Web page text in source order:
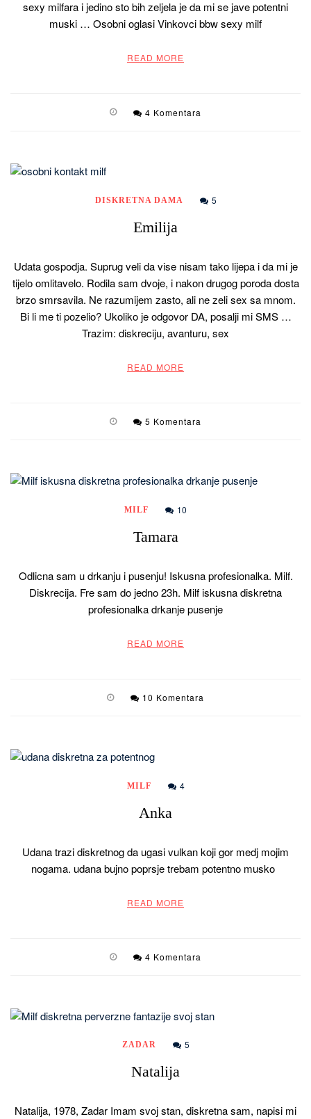
sexy milfara i jedino sto bih zeljela je da mi se jave potentni
muski … Osobni oglasi Vinkovci bbw sexy milf
READ MORE
4 Komentara
DISKRETNA DAMA 5
Emilija
Udata gospodja. Suprug veli da vise nisam tako lijepa i da mi je
tijelo omlitavelo. Rodila sam dvoje, i nakon drugog poroda dosta
brzo smrsavila. Ne razumijem zasto, ali ne zeli sex sa mnom.
Bi li me ti pozelio? Ukoliko je odgovor DA, posalji mi SMS …
Trazim: diskreciju, avanturu, sex
READ MORE
5 Komentara
MILF 10
Tamara
Odlicna sam u drkanju i pusenju! Iskusna profesionalka. Milf.
Diskrecija. Fre sam do jedno 23h. Milf iskusna diskretna
profesionalka drkanje pusenje
READ MORE
10 Komentara
MILF 4
Anka
Udana trazi diskretnog da ugasi vulkan koji gor medj mojim
nogama. udana bujno poprsje trebam potentno musko
READ MORE
4 Komentara
ZADAR 5
Natalija
Natalija, 1978, Zadar Imam svoj stan, diskretna sam, napisi mi